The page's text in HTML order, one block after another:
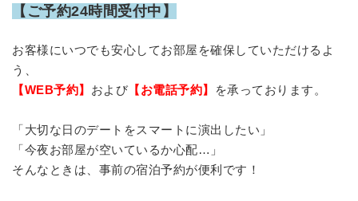
【ご予約24時間受付中】
お客様にいつでも安心してお部屋を確保していただけるよ
う、
【WEB予約】 および 【お電話予約】 を承っております。
「大切な日のデートをスマートに演出したい」
「今夜お部屋が空いているか心配…」
そんなときは、事前の宿泊予約が便利です！